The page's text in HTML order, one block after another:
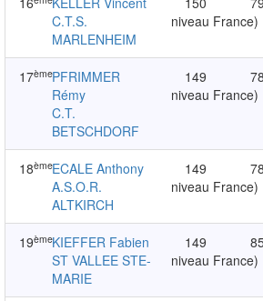
C.T.S.
MARLENHEIM
niveau France)
17èmePFRIMMER
Rémy
C.T.
BETSCHDORF
149 78
niveau France)
18èmeECALE Anthony
A.S.O.R.
ALTKIRCH
149 78
niveau France)
19èmeKIEFFER Fabien
ST VALLEE STE-
MARIE
149
niveau France)